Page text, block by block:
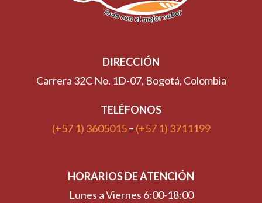
DIRECCIÓN
Carrera 32C No. 1D-07, Bogotá, Colombia
TELÉFONOS
(+57 1) 3605015– (+57 1) 3711199
HORARIOS DE ATENCIÓN
Lunes a Viernes 6:00-18:00